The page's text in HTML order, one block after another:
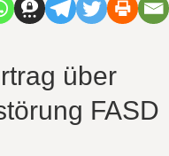
über
FASD